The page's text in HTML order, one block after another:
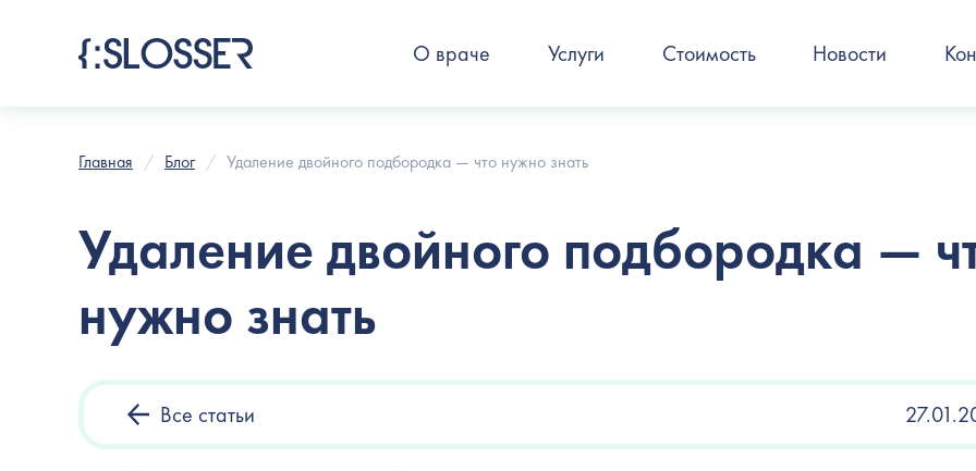
О враче Услуги Стоимость Новости
Главная Блог Удаление двойного подбородка — что нужно знать
Удаление двойного подбородка —
нужно знать
Все статьи